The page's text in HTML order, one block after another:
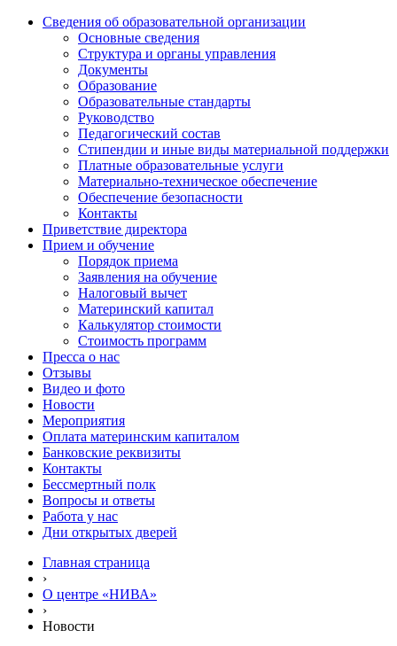
Сведения об образовательной организации
Основные сведения
Структура и органы управления
Документы
Образование
Образовательные стандарты
Руководство
Педагогический состав
Стипендии и иные виды материальной поддержки
Платные образовательные услуги
Материально-техническое обеспечение
Обеспечение безопасности
Контакты
Приветствие директора
Прием и обучение
Порядок приема
Заявления на обучение
Налоговый вычет
Материнский капитал
Калькулятор стоимости
Стоимость программ
Пресса о нас
Отзывы
Видео и фото
Новости
Мероприятия
Оплата материнским капиталом
Банковские реквизиты
Контакты
Бессмертный полк
Вопросы и ответы
Работа у нас
Дни открытых дверей
Главная страница
›
О центре «НИВА»
›
Новости